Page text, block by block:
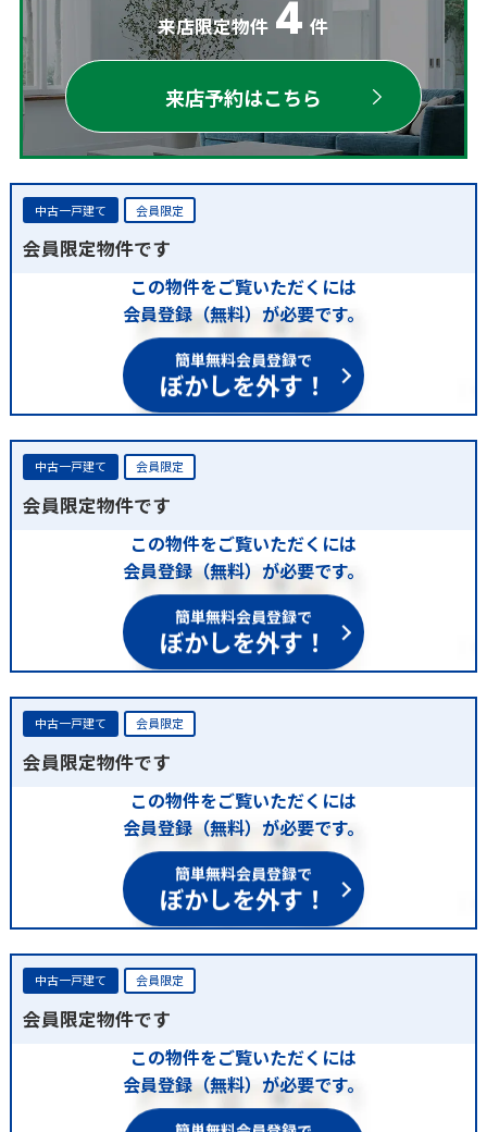
来店限定物件 4 件
来店予約はこちら
中古一戸建て 会員限定
会員限定物件です
この物件をご覧いただくには
会員登録（無料）が必要です。
簡単無料会員登録で
ぼかしを外す！
中古一戸建て 会員限定
会員限定物件です
この物件をご覧いただくには
会員登録（無料）が必要です。
簡単無料会員登録で
ぼかしを外す！
中古一戸建て 会員限定
会員限定物件です
この物件をご覧いただくには
会員登録（無料）が必要です。
簡単無料会員登録で
ぼかしを外す！
中古一戸建て 会員限定
会員限定物件です
この物件をご覧いただくには
会員登録（無料）が必要です。
簡単無料会員登録で